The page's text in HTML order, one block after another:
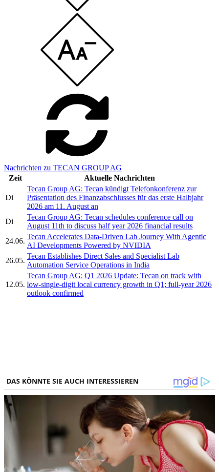
Nachrichten zu TECAN GROUP AG
Zeit
Aktuelle Nachrichten
Di
Tecan Group AG: Tecan kündigt Telefonkonferenz zur
Präsentation des Finanzabschlusses für das erste Halbjahr
2026 am 11. August an
Di
Tecan Group AG: Tecan schedules conference call on
August 11th to discuss half year 2026 financial results
24.06.
Tecan Accelerates Data-Driven Lab Journey With Agentic
AI Developments Powered by NVIDIA
26.05.
Tecan Establishes Direct Sales and Specialist Lab
Automation Service Operations in India
12.05.
Tecan Group AG: Q1 2026 Update: Tecan on track with
low-single-digit local currency growth in Q1; full-year 2026
outlook confirmed